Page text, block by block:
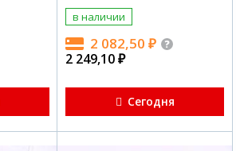
в наличии
2 082,50 ₽
2 249,10₽
Сегодня